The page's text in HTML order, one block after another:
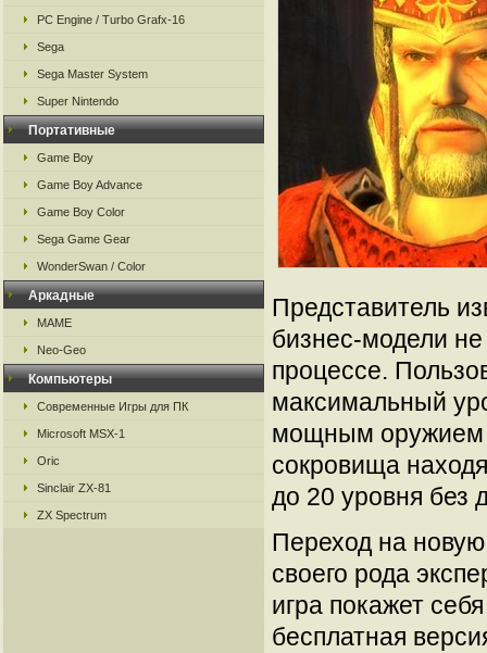
PC Engine / Turbo Grafx-16
Sega
Sega Master System
Super Nintendo
Портативные
Game Boy
Game Boy Advance
Game Boy Color
Sega Game Gear
WonderSwan / Color
Аркадные
MAME
Neo-Geo
Компьютеры
Современные Игры для ПК
Microsoft MSX-1
Oric
Sinclair ZX-81
ZX Spectrum
Представитель
бизнес-модели
процессе.
максимальный
мощным оружием
сокровища
до 20 уровня без
Переход на
своего рода
игра покажет
бесплатная